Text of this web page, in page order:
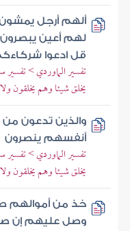
ألهم أرجل
لهم أعين
قل ادعوا
تفسير الماوردي > تفسير
يخلق شيئا وهم يخلقون
والذين تدعون
أنفسهم ينصرون
تفسير الماوردي > تفسير
يخلق شيئا وهم يخلقون
خذ من أموالهم
وصل عليهم إن